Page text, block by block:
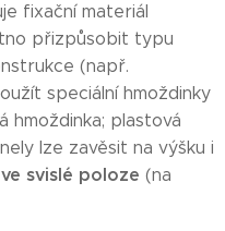
fixační materiál
přizpůsobit typu
(např.
speciální hmoždinky
hmoždinka; plastová
lze zavěsit na výšku i
svislé poloze (na